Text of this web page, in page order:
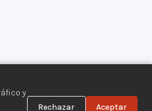
y
Rechazar Aceptar